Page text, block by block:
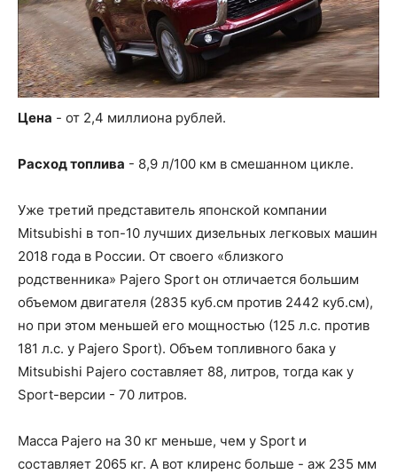
Цена - от 2,4 миллиона рублей.
Расход топлива - 8,9 л/100 км в смешанном цикле.
Уже третий представитель японской компании
Mitsubishi в топ-10 лучших дизельных легковых машин
2018 года в России. От своего «близкого
родственника» Pajero Sport он отличается большим
объемом двигателя (2835 куб.см против 2442 куб.см),
но при этом меньшей его мощностью (125 л.с. против
181 л.с. у Pajero Sport). Объем топливного бака у
Mitsubishi Pajero составляет 88, литров, тогда как у
Sport-версии - 70 литров.
Масса Pajero на 30 кг меньше, чем у Sport и
составляет 2065 кг. А вот клиренс больше - аж 235 мм